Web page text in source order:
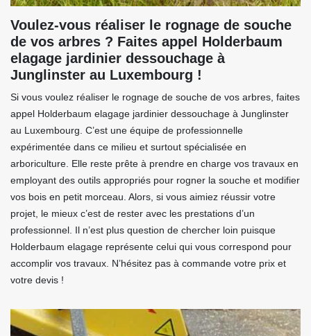
Voulez-vous réaliser le rognage de souche
de vos arbres ? Faites appel Holderbaum
elagage jardinier dessouchage à
Junglinster au Luxembourg !
Si vous voulez réaliser le rognage de souche de vos arbres, faites
appel Holderbaum elagage jardinier dessouchage à Junglinster
au Luxembourg. C’est une équipe de professionnelle
expérimentée dans ce milieu et surtout spécialisée en
arboriculture. Elle reste prête à prendre en charge vos travaux en
employant des outils appropriés pour rogner la souche et modifier
vos bois en petit morceau. Alors, si vous aimiez réussir votre
projet, le mieux c’est de rester avec les prestations d’un
professionnel. Il n’est plus question de chercher loin puisque
Holderbaum elagage représente celui qui vous correspond pour
accomplir vos travaux. N’hésitez pas à commande votre prix et
votre devis !